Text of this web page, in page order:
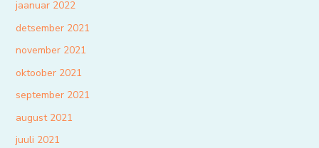
jaanuar 2022
detsember 2021
november 2021
oktoober 2021
september 2021
august 2021
juuli 2021